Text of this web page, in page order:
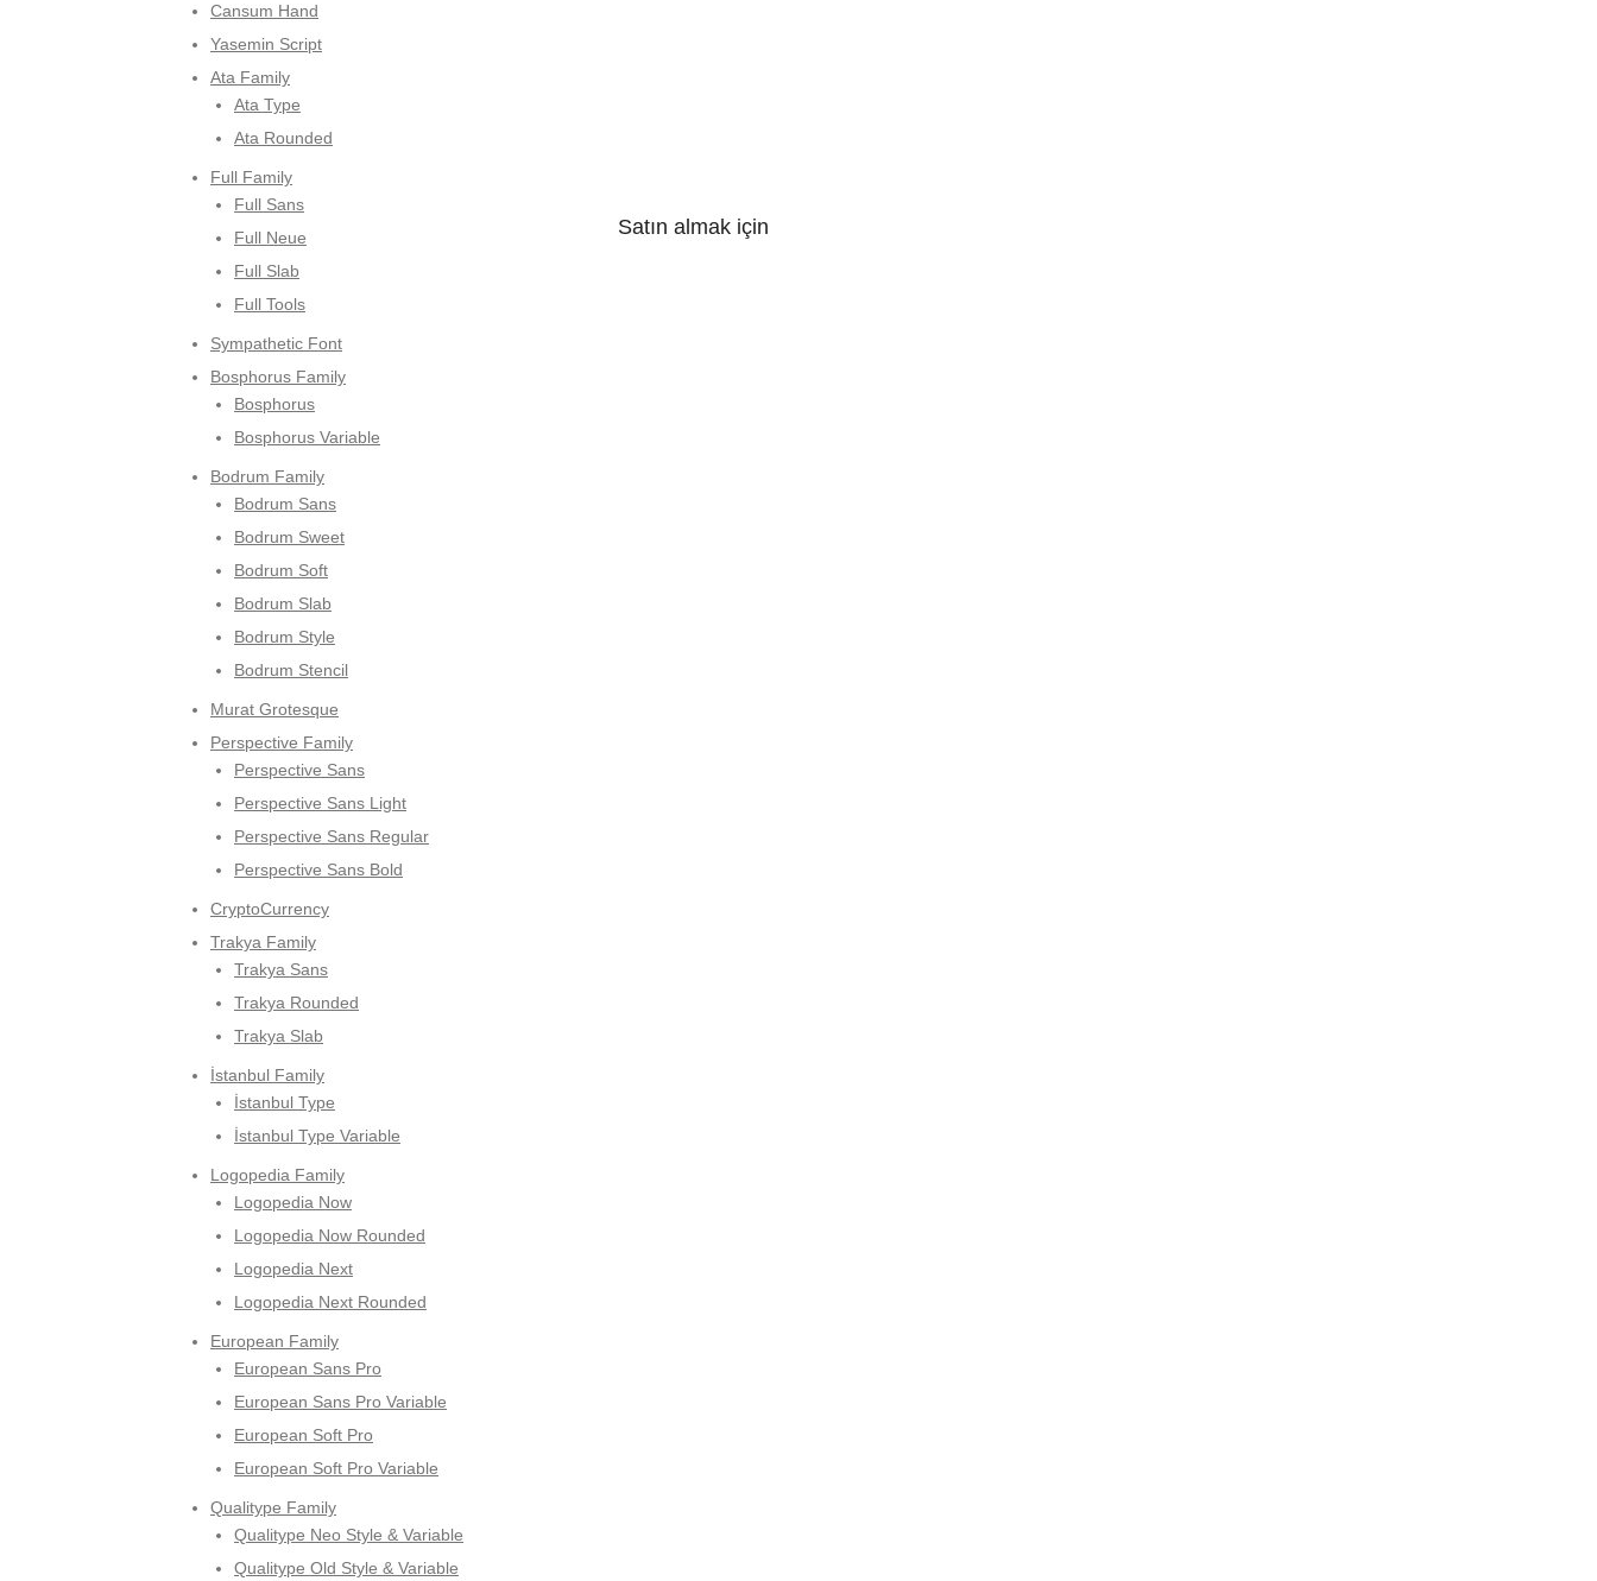
Cansum Hand
Yasemin Script
Ata Family
Ata Type
Ata Rounded
Full Family
Full Sans
Full Neue
Full Slab
Full Tools
Sympathetic Font
Bosphorus Family
Bosphorus
Bosphorus Variable
Bodrum Family
Bodrum Sans
Bodrum Sweet
Bodrum Soft
Bodrum Slab
Bodrum Style
Bodrum Stencil
Murat Grotesque
Perspective Family
Perspective Sans
Perspective Sans Light
Perspective Sans Regular
Perspective Sans Bold
CryptoCurrency
Trakya Family
Trakya Sans
Trakya Rounded
Trakya Slab
İstanbul Family
İstanbul Type
İstanbul Type Variable
Logopedia Family
Logopedia Now
Logopedia Now Rounded
Logopedia Next
Logopedia Next Rounded
European Family
European Sans Pro
European Sans Pro Variable
European Soft Pro
European Soft Pro Variable
Qualitype Family
Qualitype Neo Style & Variable
Qualitype Old Style & Variable
Satın almak için